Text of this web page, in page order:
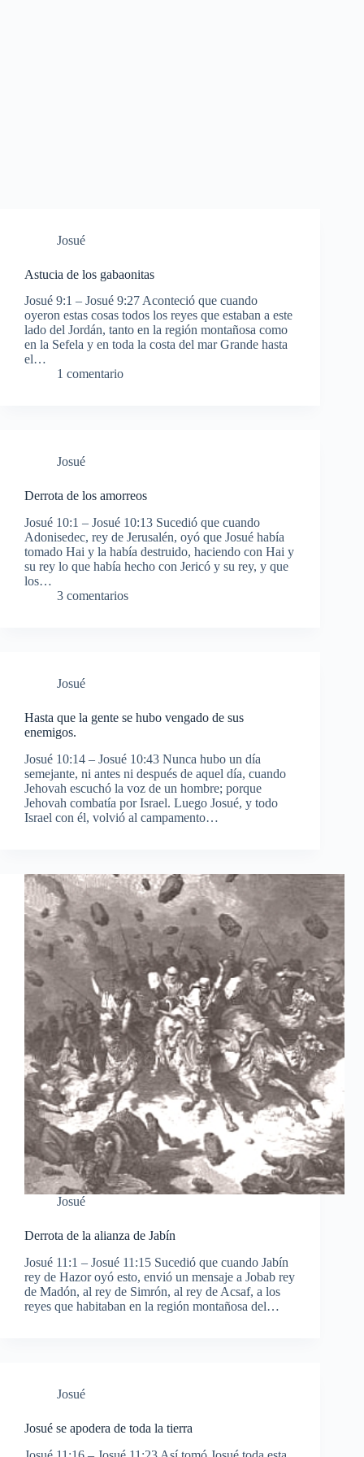
Josué
Astucia de los gabaonitas
Josué 9:1 – Josué 9:27 Aconteció que cuando
oyeron estas cosas todos los reyes que estaban a este
lado del Jordán, tanto en la región montañosa como
en la Sefela y en toda la costa del mar Grande hasta
el…
1 comentario
Josué
Derrota de los amorreos
Josué 10:1 – Josué 10:13 Sucedió que cuando
Adonisedec, rey de Jerusalén, oyó que Josué había
tomado Hai y la había destruido, haciendo con Hai y
su rey lo que había hecho con Jericó y su rey, y que
los…
3 comentarios
Josué
Hasta que la gente se hubo vengado de sus
enemigos.
Josué 10:14 – Josué 10:43 Nunca hubo un día
semejante, ni antes ni después de aquel día, cuando
Jehovah escuchó la voz de un hombre; porque
Jehovah combatía por Israel. Luego Josué, y todo
Israel con él, volvió al campamento…
Josué
Derrota de la alianza de Jabín
Josué 11:1 – Josué 11:15 Sucedió que cuando Jabín
rey de Hazor oyó esto, envió un mensaje a Jobab rey
de Madón, al rey de Simrón, al rey de Acsaf, a los
reyes que habitaban en la región montañosa del…
Josué
Josué se apodera de toda la tierra